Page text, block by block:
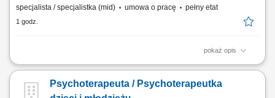
specjalista / specjalistka (mid) umowa o pracę pełny etat
1 godz.
pokaż opis
Opis stanowiska: Tworzenie dokumentacji projektowej dla systemów
sterowania oraz zabezpieczeń elektrycznych. Przygotowywanie
Psychoterapeuta / Psychoterapeutka